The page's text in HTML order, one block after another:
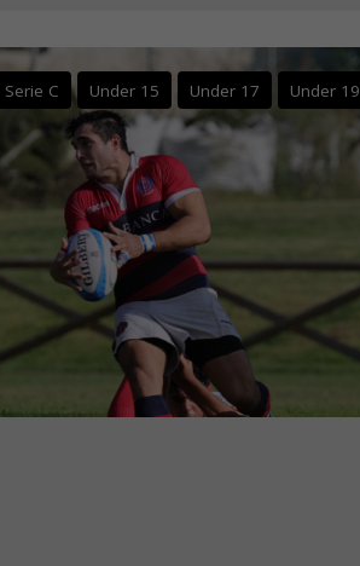
Serie C Under 15 Under 17 Under 19